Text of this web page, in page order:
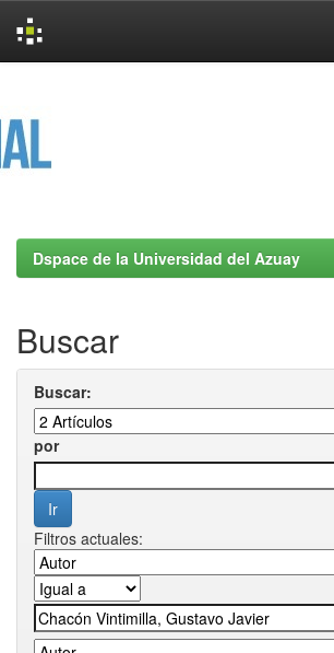
Dspace de la Universidad del Azuay
Buscar
Buscar:
por
Filtros actuales: